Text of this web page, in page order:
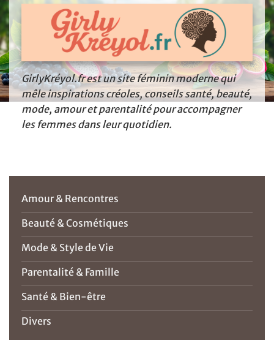
GirlyKréyol.fr est un site féminin moderne qui
mêle inspirations créoles, conseils santé, beauté,
mode, amour et parentalité pour accompagner
les femmes dans leur quotidien.
Amour & Rencontres
Beauté & Cosmétiques
Mode & Style de Vie
Parentalité & Famille
Santé & Bien-être
Divers